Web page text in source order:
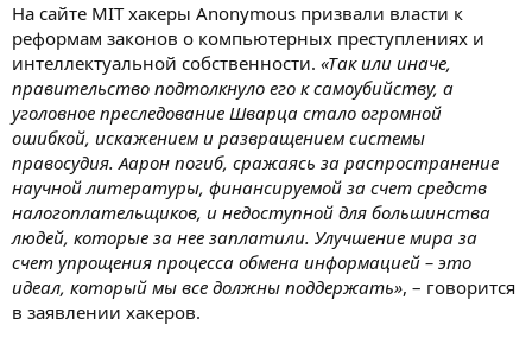
На сайте MIT хакеры Anonymous призвали власти к
реформам законов о компьютерных преступлениях и
интеллектуальной собственности. «Так или иначе,
правительство подтолкнуло его к самоубийству, а
уголовное преследование Шварца стало огромной
ошибкой, искажением и развращением системы
правосудия. Аарон погиб, сражаясь за распространение
научной литературы, финансируемой за счет средств
налогоплательщиков, и недоступной для большинства
людей, которые за нее заплатили. Улучшение мира за
счет упрощения процесса обмена информацией – это
идеал, который мы все должны поддержать», – говорится
в заявлении хакеров.